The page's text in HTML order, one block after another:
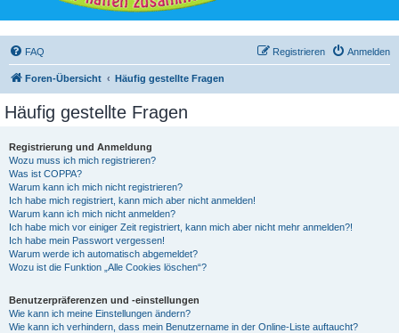
FAQ Anmelden
Registrieren
Foren-Übersicht Häufig gestellte Fragen
Häufig gestellte Fragen
Registrierung und Anmeldung
Wozu muss ich mich registrieren?
Was ist COPPA?
Warum kann ich mich nicht registrieren?
Ich habe mich registriert, kann mich aber nicht anmelden!
Warum kann ich mich nicht anmelden?
Ich habe mich vor einiger Zeit registriert, kann mich aber nicht mehr anmelden?!
Ich habe mein Passwort vergessen!
Warum werde ich automatisch abgemeldet?
Wozu ist die Funktion „Alle Cookies löschen“?
Benutzerpräferenzen und -einstellungen
Wie kann ich meine Einstellungen ändern?
Wie kann ich verhindern, dass mein Benutzername in der Online-Liste auftaucht?